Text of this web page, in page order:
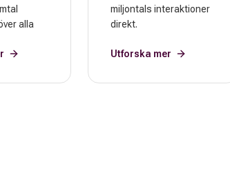
alla
miljontals interaktioner
direkt.
Utforska mer